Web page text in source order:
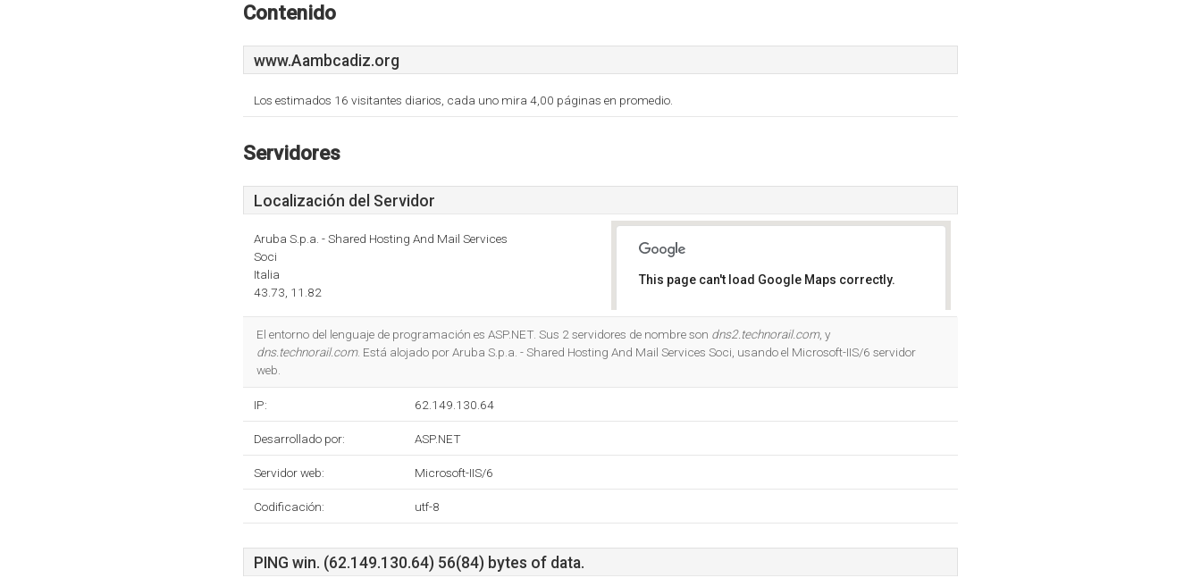
Contenido
www.Aambcadiz.org
Los estimados 16 visitantes diarios, cada uno mira 4,00 páginas en promedio.
Servidores
Localización del Servidor
Aruba S.p.a. - Shared Hosting And Mail Services
Soci
Italia
43.73, 11.82
This page can't load Google Maps correctly.
El entorno del lenguaje de programación es ASP.NET. Sus 2 servidores de nombre son dns2.technorail.com, y
dns.technorail.com. Está alojado por Aruba S.p.a. - Shared Hosting And Mail Services Soci, usando el Microsoft-IIS/6 servidor
web.
IP: 62.149.130.64
Desarrollado por: ASP.NET
Servidor web: Microsoft-IIS/6
Codificación: utf-8
PING win. (62.149.130.64) 56(84) bytes of data.